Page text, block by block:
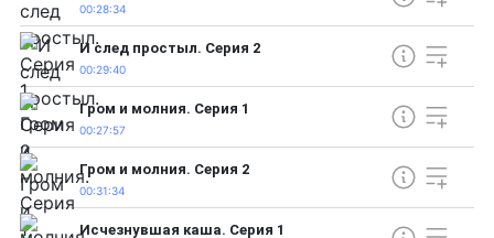
00:28:34
И след простыл. Серия 2
00:29:40
Гром и молния. Серия 1
00:27:57
Гром и молния. Серия 2
00:31:34
Исчезнувшая каша. Серия 1